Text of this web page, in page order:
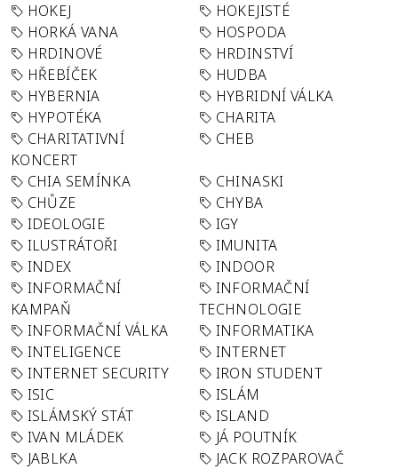
HOKEJ
HOKEJISTÉ
HORKÁ VANA
HOSPODA
HRDINOVÉ
HRDINSTVÍ
HŘEBÍČEK
HUDBA
HYBERNIA
HYBRIDNÍ VÁLKA
HYPOTÉKA
CHARITA
CHARITATIVNÍ
KONCERT
CHEB
CHIA SEMÍNKA
CHINASKI
CHŮZE
CHYBA
IDEOLOGIE
IGY
ILUSTRÁTOŘI
IMUNITA
INDEX
INDOOR
INFORMAČNÍ
KAMPAŇ
INFORMAČNÍ
TECHNOLOGIE
INFORMAČNÍ VÁLKA
INFORMATIKA
INTELIGENCE
INTERNET
INTERNET SECURITY
IRON STUDENT
ISIC
ISLÁM
ISLÁMSKÝ STÁT
ISLAND
IVAN MLÁDEK
JÁ POUTNÍK
JABLKA
JACK ROZPAROVAČ